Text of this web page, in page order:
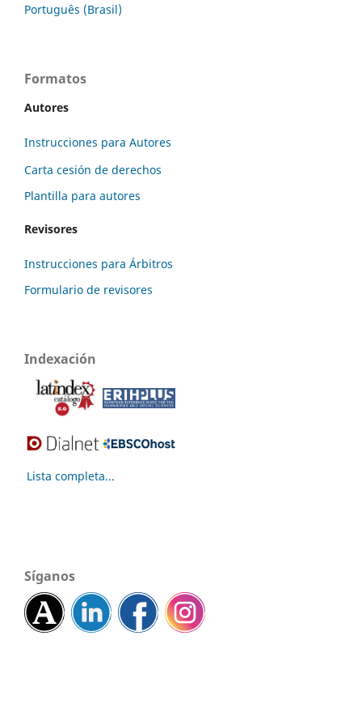
Português (Brasil)
Formatos
Autores
Instrucciones para Autores
Carta cesión de derechos
Plantilla para autores
Revisores
Instrucciones para Árbitros
Formulario de revisores
Indexación
Lista completa...
Síganos